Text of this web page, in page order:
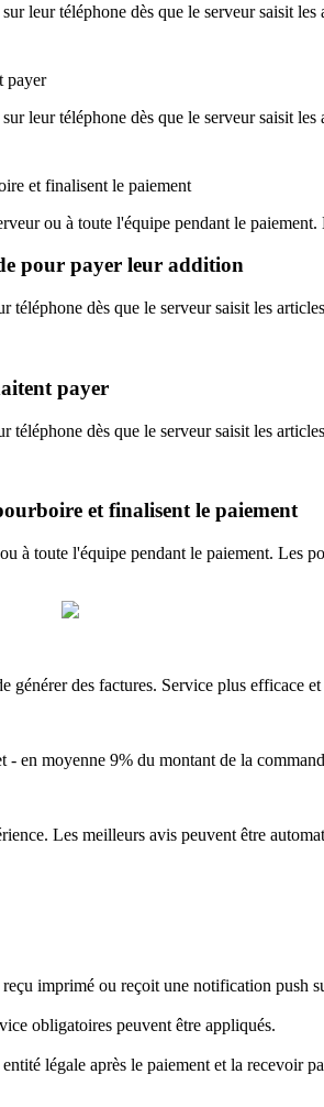
leur téléphone dès que le serveur saisit les
payer
leur téléphone dès que le serveur saisit les
et finalisent le paiement
ou à toute l'équipe pendant le
pour payer leur addition
dès que le serveur saisit les
payer
dès que le serveur saisit les
et finalisent le paiement
à toute l'équipe pendant le paiement. Les
générer des factures. Service plus efficace
en moyenne 9% du montant de la
Les meilleurs avis peuvent être
imprimé ou reçoit une notification push
obligatoires peuvent être appliqués.
légale après le paiement et la recevoir